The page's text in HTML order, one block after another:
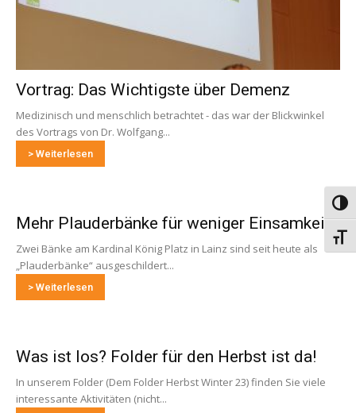
Vortrag: Das Wichtigste über Demenz
Medizinisch und menschlich betrachtet - das war der Blickwinkel
des Vortrags von Dr. Wolfgang...
> Weiterlesen
Mehr Plauderbänke für weniger Einsamkeit
Zwei Bänke am Kardinal König Platz in Lainz sind seit heute als
„Plauderbänke“ ausgeschildert...
> Weiterlesen
Was ist los? Folder für den Herbst ist da!
In unserem Folder (Dem Folder Herbst Winter 23) finden Sie viele
interessante Aktivitäten (nicht...